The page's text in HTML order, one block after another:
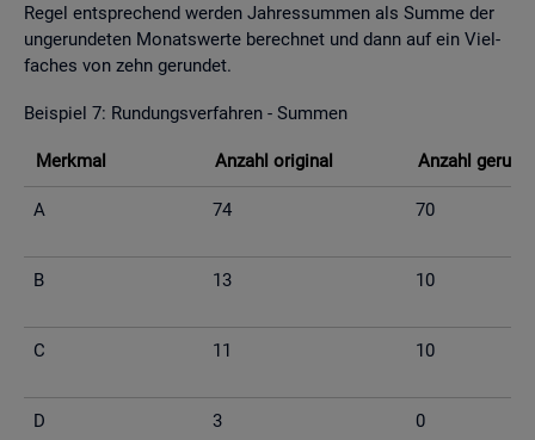
Regel ent­spre­chend wer­den Jah­res­sum­men als Summe der
un­ge­run­de­ten Mo­nats­wer­te be­rech­net und dann auf ein Viel­
fa­ches von zehn ge­run­det.
Bei­spiel 7: Run­dungs­ver­fah­ren - Sum­men
Merk­mal An­zahl ori­gi­nal An­zahl
A 74 70
B 13 10
C 11 10
D 3 0